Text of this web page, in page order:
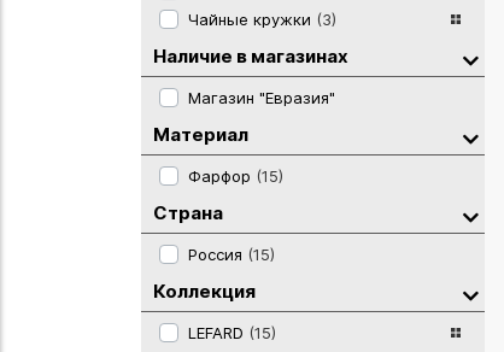
Чайные кружки (3)
Наличие в магазинах
Магазин "Евразия"
Материал
Фарфор (15)
Страна
Россия (15)
Коллекция
LEFARD (15)